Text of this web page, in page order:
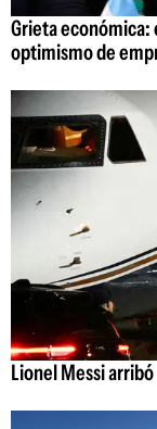
Grieta económica:
optimismo de
Lionel Messi